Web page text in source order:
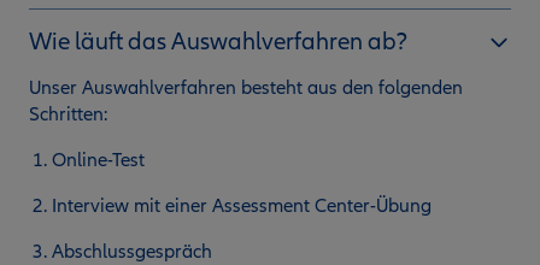
Wie läuft das Auswahlverfahren ab?
Unser Auswahlverfahren besteht aus den folgenden
Schritten:
Online-Test
Interview mit einer Assessment Center-Übung
Abschlussgespräch